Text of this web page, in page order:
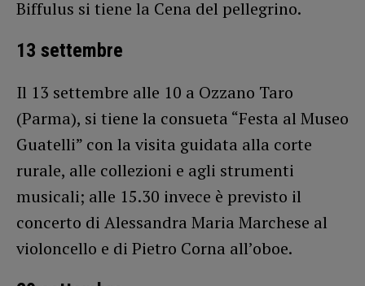
Biffulus si tiene la Cena del pellegrino.
13 settembre
Il 13 settembre alle 10 a Ozzano Taro
(Parma), si tiene la consueta “Festa al Museo
Guatelli” con la visita guidata alla corte
rurale, alle collezioni e agli strumenti
musicali; alle 15.30 invece è previsto il
concerto di Alessandra Maria Marchese al
violoncello e di Pietro Corna all’oboe.